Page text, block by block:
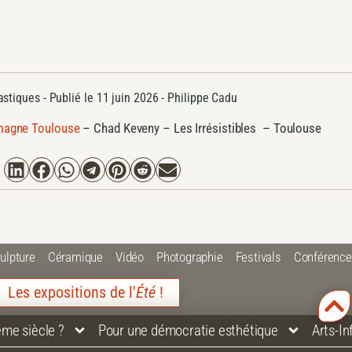
- Publié le 11 juin 2026 - Philippe Cadu
Toulouse– Chad Keveny – Les Irrésistibles – Toulouse
Céramique Vidéo Photographie Festivals
Les expositions de l'Été !
siècle ? Pour une démocratie esthétique Arts-